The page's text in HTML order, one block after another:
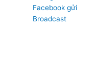
Facebook gửi
Broadcast